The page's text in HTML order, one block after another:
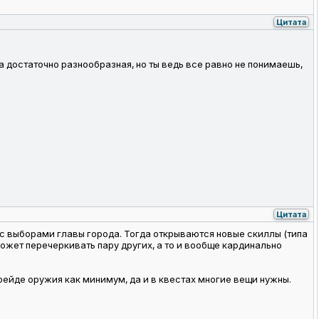
Цитата
разнообразная, но ты ведь все равно не понимаешь,
Цитата
выборами главы города. Тогда открываются новые скиллы (типа
перечеркивать пару других, а то и вообще кардинально
оружия как минимум, да и в квестах многие вещи нужны.